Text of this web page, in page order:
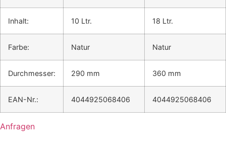
Inhalt: 10 Ltr. 18 Ltr.
Farbe: Natur Natur
Durchmesser: 290 mm 360 mm
EAN-Nr.: 4044925068406 4044925068406
Anfragen